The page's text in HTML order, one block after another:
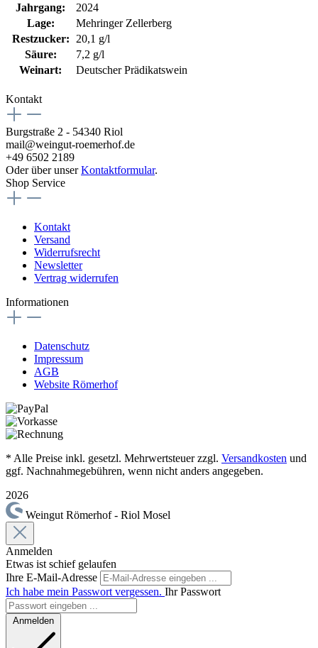
Jahrgang:
2024
Lage:
Mehringer Zellerberg
Restzucker:
20,1 g/l
Säure:
7,2 g/l
Weinart:
Deutscher Prädikatswein
Kontakt
Burgstraße 2 - 54340 Riol
mail@weingut-roemerhof.de
+49 6502 2189
Oder über unserKontaktformular.
Shop Service
Kontakt
Versand
Widerrufsrecht
Newsletter
Vertrag widerrufen
Informationen
Datenschutz
Impressum
AGB
Website Römerhof
* Alle Preise inkl. gesetzl. Mehrwertsteuer zzgl. Versandkosten und
ggf. Nachnahmegebühren, wenn nicht anders angegeben.
2026
Weingut Römerhof - Riol Mosel
Anmelden
Etwas ist schief gelaufen
Ihre E-Mail-Adresse
Ich habe mein Passwort vergessen. Ihr Passwort
Anmelden